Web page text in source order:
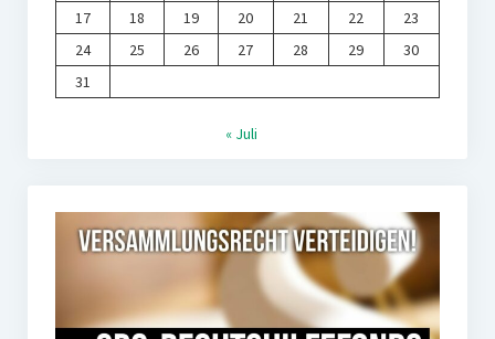
17
18 19 20 21 22
23
24
25 26 27 28 29
30
31
« Juli